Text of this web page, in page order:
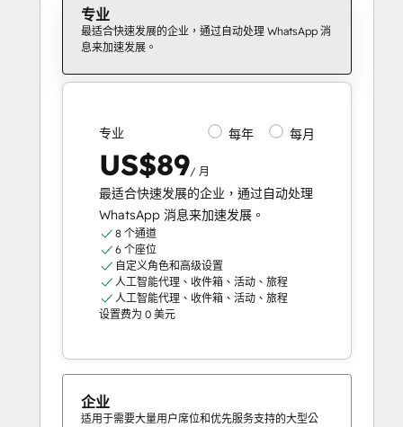
专业
最适合快速发展的企业，通过自动处理 WhatsApp 消
息来加速发展。
专业 每年 每月
US$89/ 月
最适合快速发展的企业，通过自动处理
WhatsApp 消息来加速发展。
8 个通道
6 个座位
自定义角色和高级设置
人工智能代理、收件箱、活动、旅程
人工智能代理、收件箱、活动、旅程
设置费为 0 美元
企业
适用于需要大量用户席位和优先服务支持的大型公